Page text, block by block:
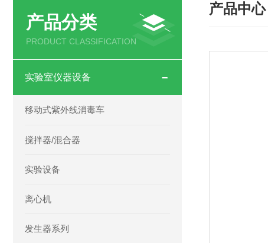
产品分类
PRODUCT CLASSIFICATION
实验室仪器设备
移动式紫外线消毒车
搅拌器/混合器
实验设备
离心机
发生器系列
产品中心